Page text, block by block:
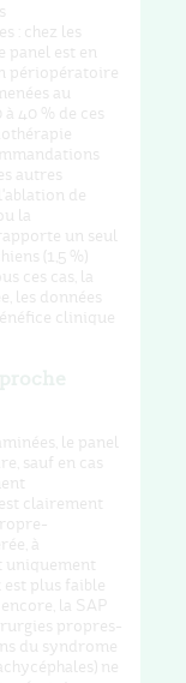
: chez les
panel est en
périopératoire
au
40 % de ces
autres
de
la
un seul
(1,5 %)
ces cas, la
les données
clinique
le panel
sauf en cas
clairement
à
uniquement
plus faible
la SAP
propres-
du syndrome
ne